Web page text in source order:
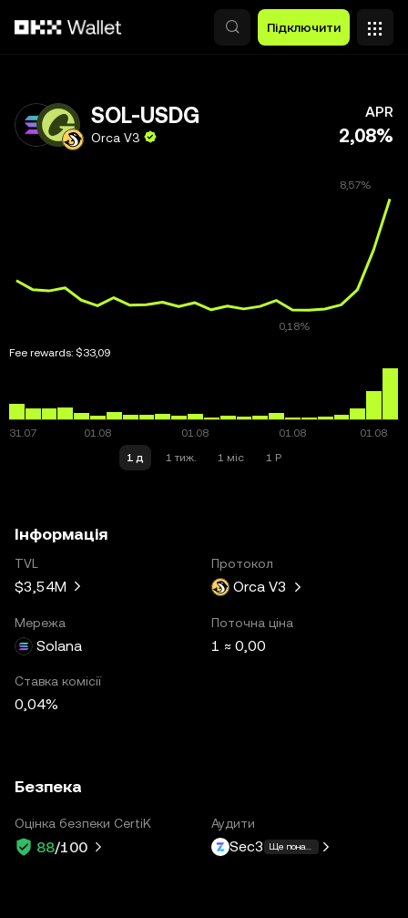
Підключити
SOL-USDG
Orca V3
APR
2,08%
Fee rewards: $33,09
1 д 1 тиж. 1 міс 1 Р
Інформація
TVL
$3,54M
Протокол
Orca V3
Мережа
Solana
Поточна ціна
1 ≈ 0,00
Ставка комісії
0,04%
Безпека
Оцінка безпеки CertiK
88/100
Аудити
Sec3 Ще понад 1